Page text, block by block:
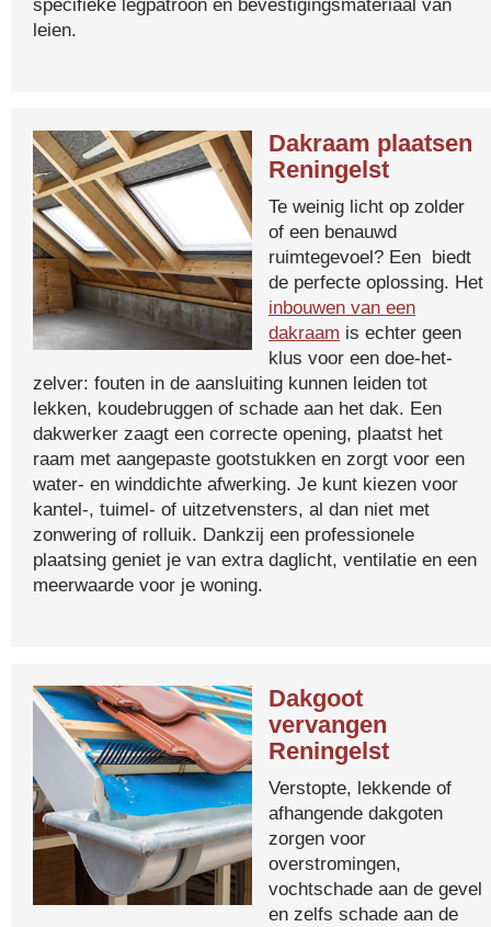
specifieke legpatroon en bevestigingsmateriaal van
leien.
Dakraam plaatsen
Reningelst
Te weinig licht op zolder
of een benauwd
ruimtegevoel? Een biedt
de perfecte oplossing. Het
inbouwen van een
dakraam is echter geen
klus voor een doe-het-
zelver: fouten in de aansluiting kunnen leiden tot
lekken, koudebruggen of schade aan het dak. Een
dakwerker zaagt een correcte opening, plaatst het
raam met aangepaste gootstukken en zorgt voor een
water- en winddichte afwerking. Je kunt kiezen voor
kantel-, tuimel- of uitzetvensters, al dan niet met
zonwering of rolluik. Dankzij een professionele
plaatsing geniet je van extra daglicht, ventilatie en een
meerwaarde voor je woning.
Dakgoot
vervangen
Reningelst
Verstopte, lekkende of
afhangende dakgoten
zorgen voor
overstromingen,
vochtschade aan de gevel
en zelfs schade aan de